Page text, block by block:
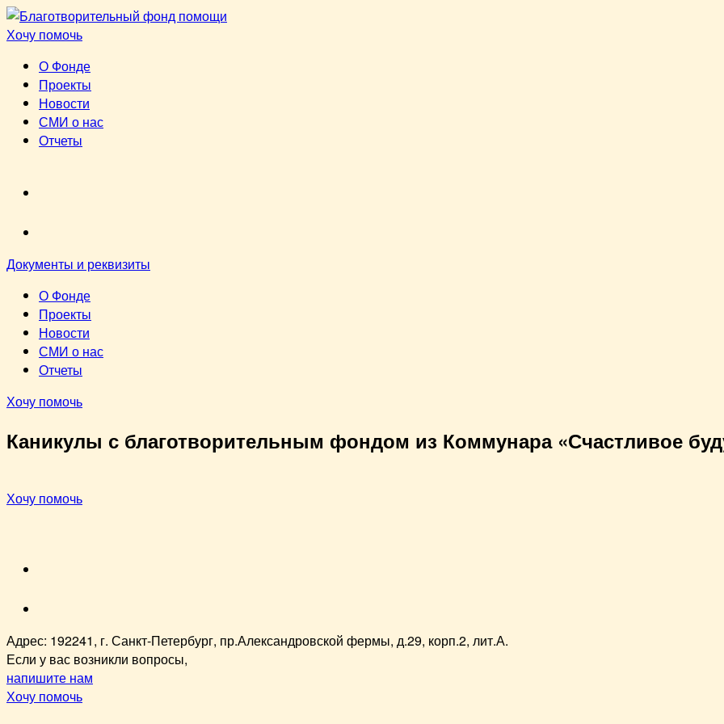
Перейти
к
Хочу помочь
О Фонде
Проекты
Новости
СМИ о нас
Отчеты
Документы и реквизиты
О Фонде
Проекты
Новости
СМИ о нас
Отчеты
Хочу помочь
Каникулы с благотворительным фондом из Коммунара «Счастливое
Хочу помочь
Адрес: 192241, г. Санкт-Петербург, пр.Александровской фермы, д.29, корп.2, лит.А.
Если у вас возникли вопросы,
напишите нам
Хочу помочь